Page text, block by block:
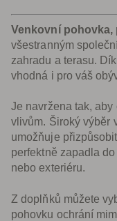
Venkovní pohovka,
všestranným
zahradu a terasu.
vhodná i pro váš
Je navržena tak,
vlivům. Široký výběr
umožňuje
perfektně zapadla
nebo exteriéru.
Z doplňků můžete
pohovku ochrání